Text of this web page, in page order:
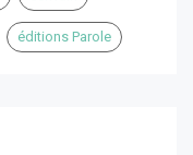
éditions Parole